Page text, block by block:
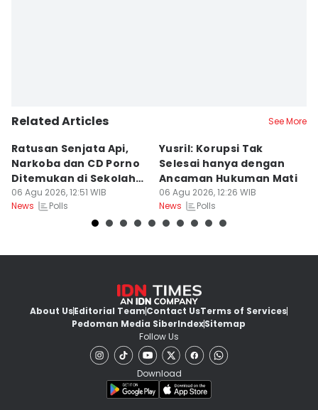
Related Articles See More
Ratusan Senjata Api,
Narkoba dan CD Porno
Ditemukan di Sekolah
Jaksel
06 Agu 2026, 12:51 WIB
News
Polls
Yusril: Korupsi Tak
Selesai hanya dengan
Ancaman Hukuman Mati
06 Agu 2026, 12:26 WIB
News
Polls
About UsEditorial TeamContact UsTerms of Services
Pedoman Media SiberIndexSitemap
Follow Us
Download